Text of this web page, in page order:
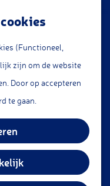
(Functioneel,
zijn om de website
Door op accepteren
te gaan.
a
& Bar
De Hooge